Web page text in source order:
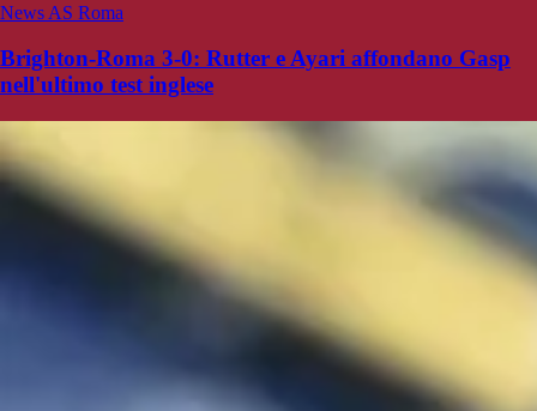
News AS Roma
Brighton-Roma 3-0: Rutter e Ayari affondano Gasp
nell'ultimo test inglese